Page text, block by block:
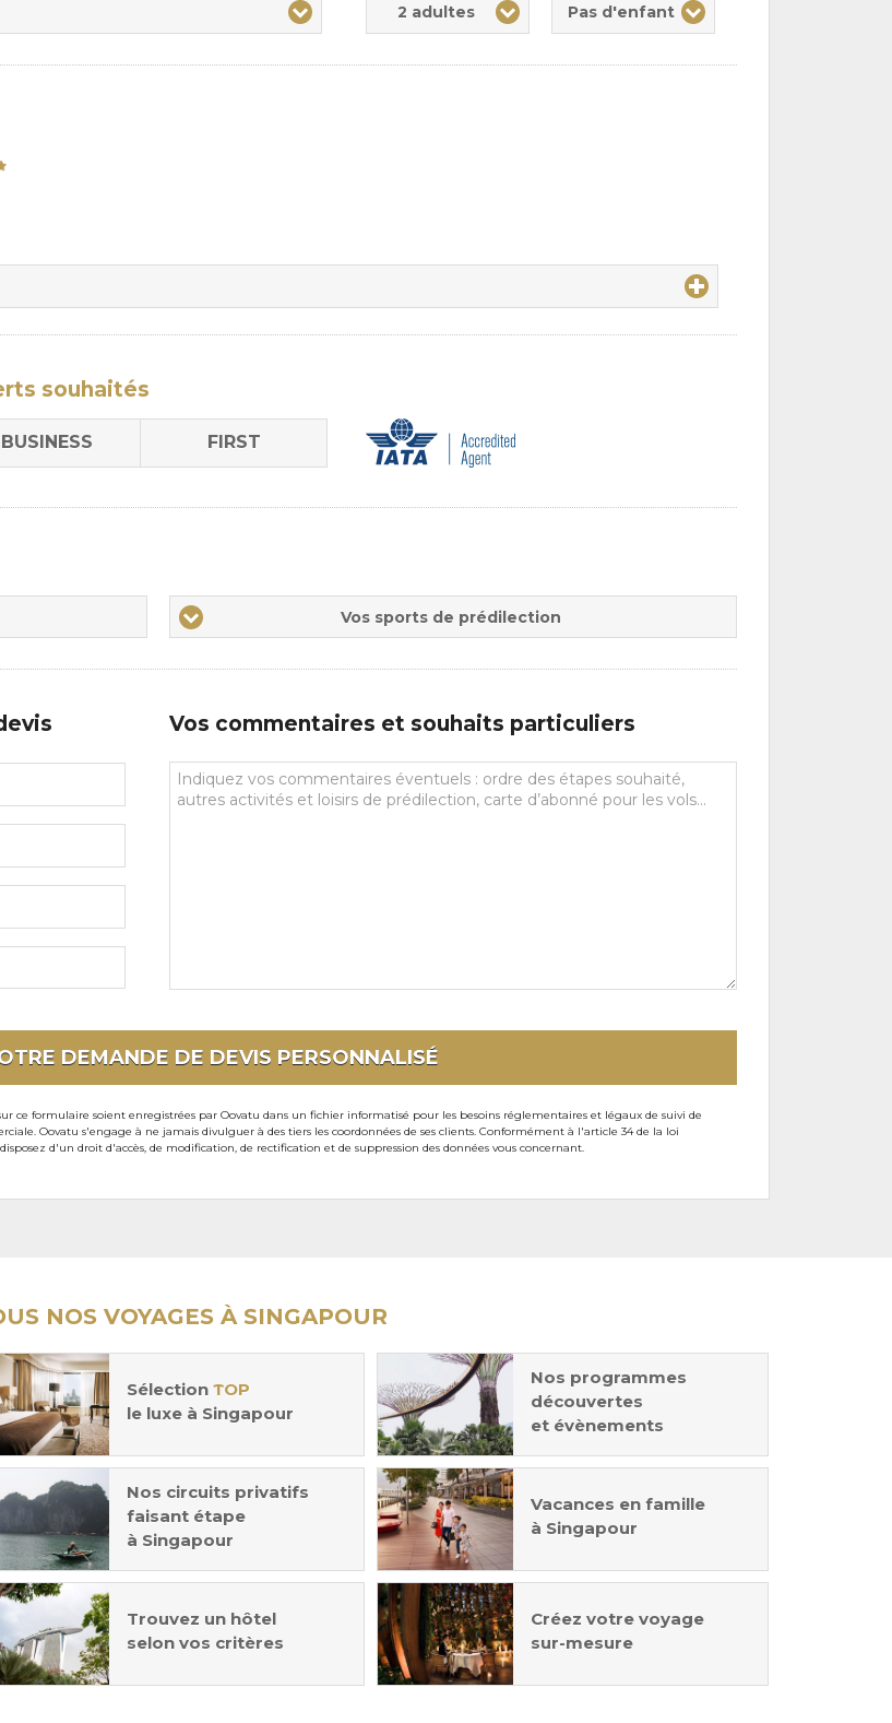
2 adultes Pas d'enfant
souhaités
BUSINESS FIRST
Vos
sports
Vos sports de prédilection
Vos commentaires et souhaits particuliers
Vos
commentaires
DEMANDE DE DEVIS PERSONNALISÉ
ce formulaire soient enregistrées par Oovatu dans un fichier informatisé pour les besoins réglementaires et légaux de suivi de
Oovatu s'engage à ne jamais divulguer à des tiers les coordonnées de ses clients. Conformément à l'article 34 de la loi
d'un droit d'accès, de modification, de rectification et de suppression des données vous concernant.
NOS VOYAGES À SINGAPOUR
SélectionTOP
le luxe à Singapour
Nos programmes
découvertes
et évènements
Nos circuits privatifs
faisant étape
à Singapour
Vacances en famille
à Singapour
Trouvez un hôtel
selon vos critères
Créez votre voyage
sur-mesure